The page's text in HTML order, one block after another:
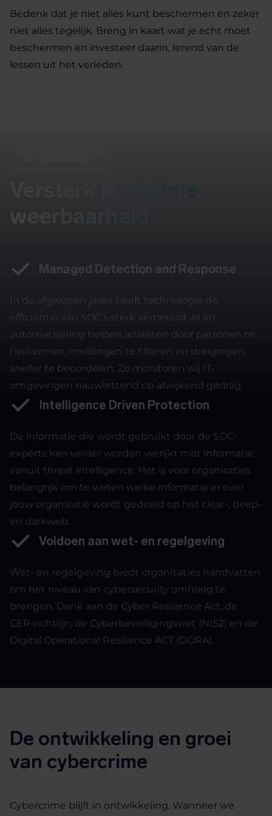
Bedenk dat je niet alles kunt beschermen en zeker
niet alles tegelijk. Breng in kaart wat je echt moet
beschermen en investeer daarin, lerend van de
lessen uit het verleden.
Managed Detection and Response
In de afgelopen jaren heeft technologie de
efficiëntie van SOC’s sterk verbeterd. AI en
automatisering helpen analisten door patronen te
herkennen, meldingen te filteren en dreigingen
sneller te beoordelen. Zo monitoren wij IT-
omgevingen nauwlettend op afwijkend gedrag.
Intelligence Driven Protection
De informatie die wordt gebruikt door de SOC-
experts kan verder worden verrijkt met informatie
vanuit threat intelligence. Het is voor organisaties
belangrijk om te weten welke informatie er over
jouw organisatie wordt gedeeld op het clear-, deep-
en darkweb.
Voldoen aan wet- en regelgeving
Wet- en regelgeving biedt organisaties handvatten
om het niveau van cybersecurity omhoog te
brengen. Denk aan de Cyber Resilience Act, de
CER-richtlijn, de Cyberbeveiligingswet (NIS2) en de
Digital Operational Resilience ACT (DORA).
De ontwikkeling en groei
van cybercrime
Cybercrime blijft in ontwikkeling. Wanneer we